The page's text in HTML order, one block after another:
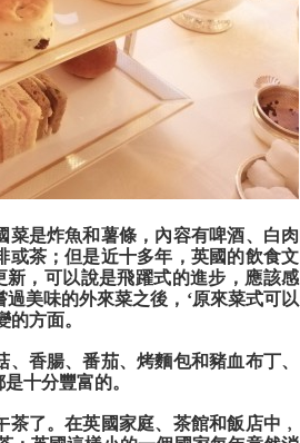
菜是炸魚和薯條，內容有啤酒、白肉
或茶；但是近十多年，英國的飲食文
新，可以說是飛躍式的進步，應該感
美味的外來菜之後，‘原來菜式可以
方面。
香腸、番茄、烤麵包和豬血布丁、
十分豐富的。
了。在英國家庭、茶館和飯店中﹐